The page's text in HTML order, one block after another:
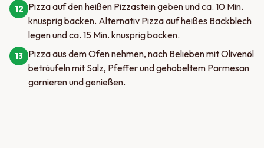
12 Pizza auf den heißen Pizzastein geben und ca. 10 Min.
knusprig backen. Alternativ Pizza auf heißes Backblech
legen und ca. 15 Min. knusprig backen.
13 Pizza aus dem Ofen nehmen, nach Belieben mit Olivenöl
beträufeln mit Salz, Pfeffer und gehobeltem Parmesan
garnieren und genießen.